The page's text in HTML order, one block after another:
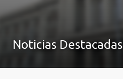
SOBRE LA FACULTAD
Noticias Destacadas